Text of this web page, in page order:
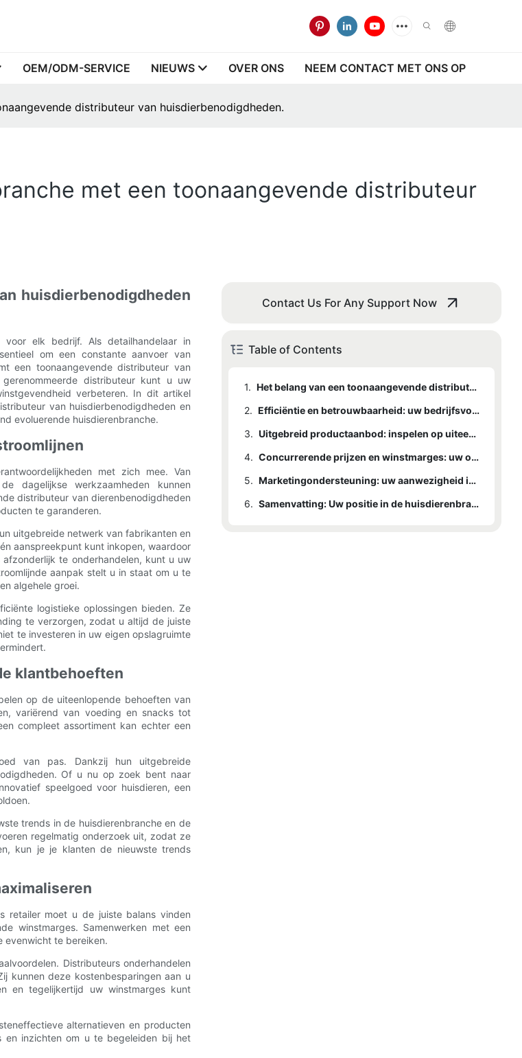
OEM/ODM-SERVICE NIEUWS OVER ONS NEEM CONTACT MET ONS OP
distributeur van huisdierbenodigdheden.
met een toonaangevende distributeur
huisdierbenodigdheden
voor elk bedrijf. Als detailhandelaar in
om een ​​constante aanvoer van
een toonaangevende distributeur van
distributeur kunt u uw
verbeteren. In dit artikel
van huisdierbenodigdheden en
evoluerende huisdierenbranche.
met zich mee. Van
dagelijkse werkzaamheden kunnen
distributeur van dierenbenodigdheden
te garanderen.
uitgebreide netwerk van fabrikanten en
aanspreekpunt kunt inkopen, waardoor
te onderhandelen, kunt u uw
aanpak stelt u in staat om u te
algehele groei.
logistieke oplossingen bieden. Ze
te verzorgen, zodat u altijd de juiste
te investeren in uw eigen opslagruimte
klantbehoeften
op de uiteenlopende behoeften van
variërend van voeding en snacks tot
compleet assortiment kan echter een
van pas. Dankzij hun uitgebreide
Of u nu op zoek bent naar
speelgoed voor huisdieren, een
trends in de huisdierenbranche en de
regelmatig onderzoek uit, zodat ze
kun je je klanten de nieuwste trends
retailer moet u de juiste balans vinden
winstmarges. Samenwerken met een
evenwicht te bereiken.
Distributeurs onderhandelen
kunnen deze kostenbesparingen aan u
en tegelijkertijd uw winstmarges kunt
alternatieven en producten
en inzichten om u te begeleiden bij het
Contact Us For Any Support Now
Table of Contents
1.
Het belang van een toonaangevende distributeur van huisdierbenodigdheden in de competitieve huisdierenbranche.
2.
Efficiëntie en betrouwbaarheid: uw bedrijfsvoering stroomlijnen
3.
Uitgebreid productaanbod: inspelen op uiteenlopende klantbehoeften
4.
Concurrerende prijzen en winstmarges: uw omzet maximaliseren
5.
Marketingondersteuning: uw aanwezigheid in de huisdierenbranche versterken.
6.
Samenvatting: Uw positie in de huisdierenbranche versterken